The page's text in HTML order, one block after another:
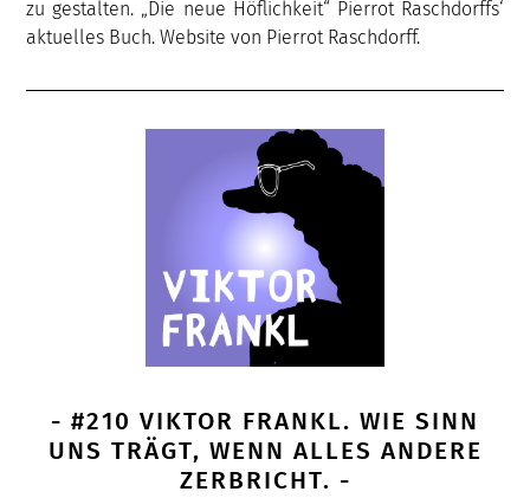
zu gestalten. „Die neue Höflichkeit“ Pierrot Raschdorffs‘
aktuelles Buch. Website von Pierrot Raschdorff.
- #210 VIKTOR FRANKL. WIE SINN
UNS TRÄGT, WENN ALLES ANDERE
ZERBRICHT. -